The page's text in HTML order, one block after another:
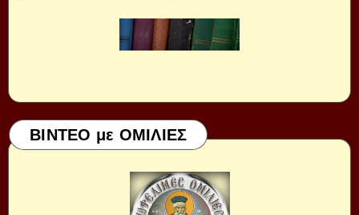
ΒΙΝΤΕΟ με ΟΜΙΛΙΕΣ